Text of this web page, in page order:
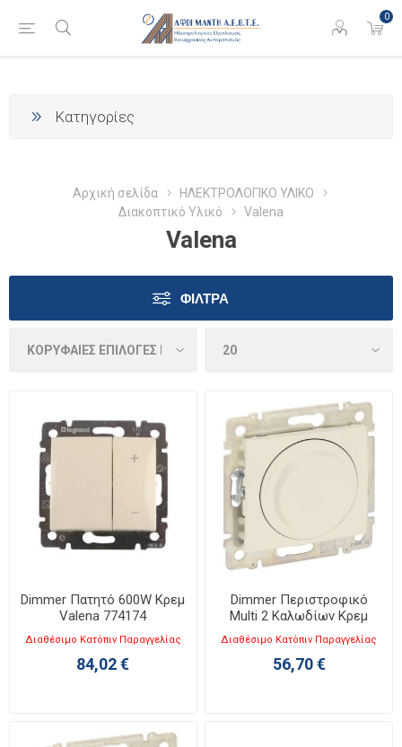
0
Κατηγορίες
Αρχική σελίδα
ΗΛΕΚΤΡΟΛΟΓΙΚΟ ΥΛΙΚΟ
Διακοπτικό Υλικό
Valena
Valena
ΦΊΛΤΡΑ
Dimmer Πατητό 600W Κρεμ
Valena 774174
Διαθέσιμο Κατόπιν Παραγγελίας
84,02 €
Dimmer Περιστροφικό
Multi 2 Καλωδίων Κρεμ
Valena 774163
Διαθέσιμο Κατόπιν Παραγγελίας
56,70 €